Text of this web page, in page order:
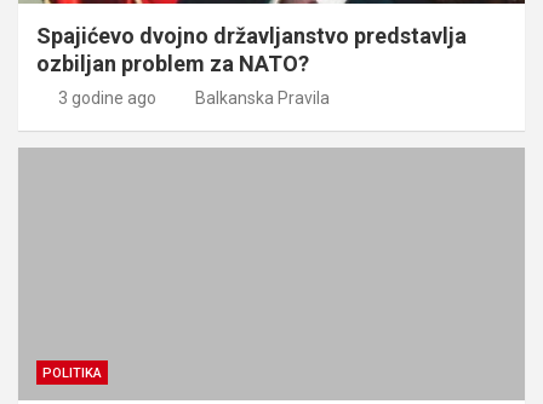
Spajićevo dvojno državljanstvo predstavlja
ozbiljan problem za NATO?
3 godine ago Balkanska Pravila
POLITIKA